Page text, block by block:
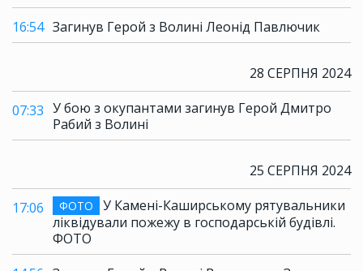
16:54 Загинув Герой з Волині Леонід Павлючик
28 СЕРПНЯ 2024
07:33 У бою з окупантами загинув Герой Дмитро
Рабий з Волині
25 СЕРПНЯ 2024
17:06 ФОТО
У Камені-Каширському рятувальники
ліквідували пожежу в господарській будівлі.
ФОТО